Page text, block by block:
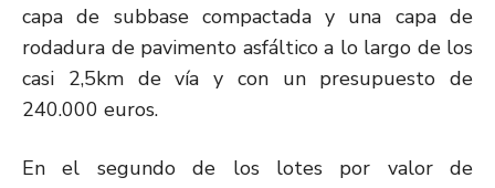
capa de subbase compactada y una capa de
rodadura de pavimento asfáltico a lo largo de los
casi 2,5km de vía y con un presupuesto de
240.000 euros.
En el segundo de los lotes por valor de